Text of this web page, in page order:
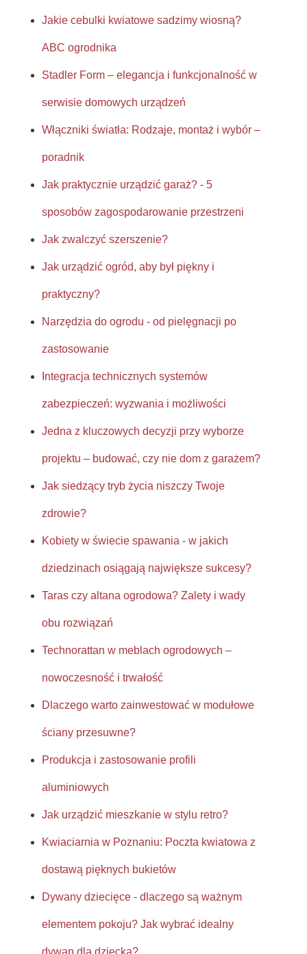
Jakie cebulki kwiatowe sadzimy wiosną?
ABC ogrodnika
Stadler Form – elegancja i funkcjonalność w
serwisie domowych urządzeń
Włączniki światła: Rodzaje, montaż i wybór –
poradnik
Jak praktycznie urządzić garaż? - 5
sposobów zagospodarowanie przestrzeni
Jak zwalczyć szerszenie?
Jak urządzić ogród, aby był piękny i
praktyczny?
Narzędzia do ogrodu - od pielęgnacji po
zastosowanie
Integracja technicznych systemów
zabezpieczeń: wyzwania i możliwości
Jedna z kluczowych decyzji przy wyborze
projektu – budować, czy nie dom z garażem?
Jak siedzący tryb życia niszczy Twoje
zdrowie?
Kobiety w świecie spawania - w jakich
dziedzinach osiągają największe sukcesy?
Taras czy altana ogrodowa? Zalety i wady
obu rozwiązań
Technorattan w meblach ogrodowych –
nowoczesność i trwałość
Dlaczego warto zainwestować w modułowe
ściany przesuwne?
Produkcja i zastosowanie profili
aluminiowych
Jak urządzić mieszkanie w stylu retro?
Kwiaciarnia w Poznaniu: Poczta kwiatowa z
dostawą pięknych bukietów
Dywany dziecięce - dlaczego są ważnym
elementem pokoju? Jak wybrać idealny